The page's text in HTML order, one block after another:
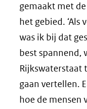
gemaakt met
het gebied. ‘Als
was ik bij dat
best spannend,
Rijkswaterstaat
gaan vertellen.
hoe de mensen